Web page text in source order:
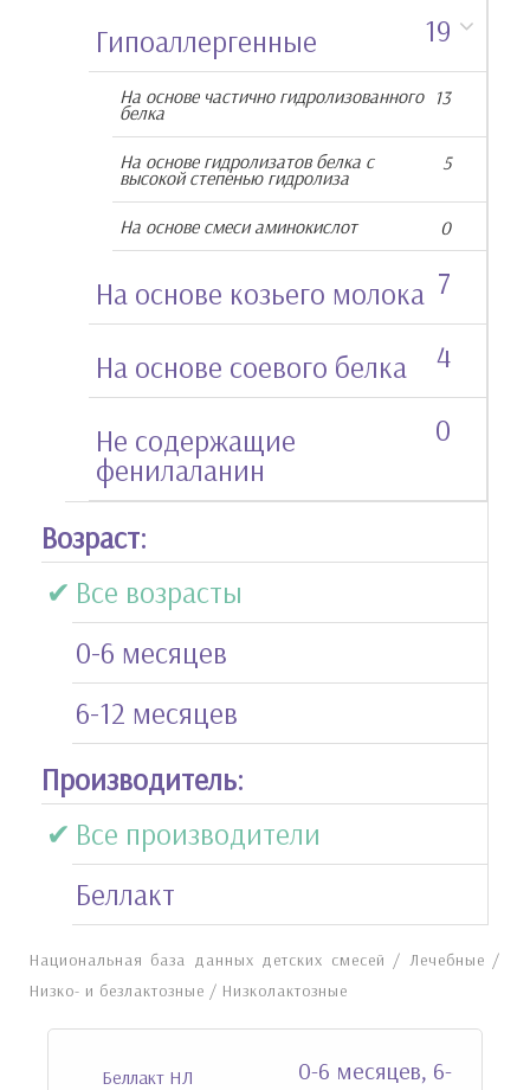
Гипоаллергенные 19
На основе частично гидролизованного
белка
13
На основе гидролизатов белка с
высокой степенью гидролиза
5
На основе смеси аминокислот 0
На основе козьего молока 7
На основе соевого белка 4
Не содержащие
фенилаланин
0
Возраст:
Все возрасты
0-6 месяцев
6-12 месяцев
Производитель:
Все производители
Беллакт
Национальная база данных детских смесей / Лечебные /
Низко- и безлактозные / Низколактозные
Беллакт НЛ
0-6 месяцев, 6-